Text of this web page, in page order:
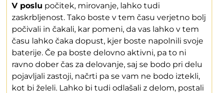
V poslu počitek, mirovanje, lahko tudi
zaskrbljenost. Tako boste v tem času verjetno bolj
počivali in čakali, kar pomeni, da vas lahko v tem
času lahko čaka dopust, kjer boste napolnili svoje
baterije. Če pa boste delovno aktivni, pa to ni
ravno dober čas za delovanje, saj se bodo pri delu
pojavljali zastoji, načrti pa se vam ne bodo iztekli,
kot bi želeli. Lahko bi tudi odlašali z delom, postali